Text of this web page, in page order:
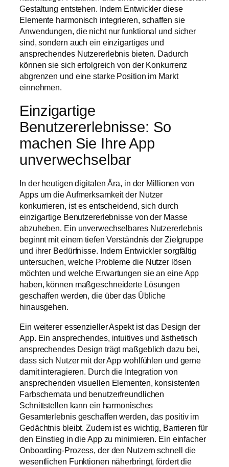
Gestaltung entstehen. Indem Entwickler diese
Elemente harmonisch integrieren, schaffen sie
Anwendungen, die nicht nur funktional und sicher
sind, sondern auch ein einzigartiges und
ansprechendes Nutzererlebnis bieten. Dadurch
können sie sich erfolgreich von der Konkurrenz
abgrenzen und eine starke Position im Markt
einnehmen.
Einzigartige
Benutzererlebnisse: So
machen Sie Ihre App
unverwechselbar
In der heutigen digitalen Ära, in der Millionen von
Apps um die Aufmerksamkeit der Nutzer
konkurrieren, ist es entscheidend, sich durch
einzigartige Benutzererlebnisse von der Masse
abzuheben. Ein unverwechselbares Nutzererlebnis
beginnt mit einem tiefen Verständnis der Zielgruppe
und ihrer Bedürfnisse. Indem Entwickler sorgfältig
untersuchen, welche Probleme die Nutzer lösen
möchten und welche Erwartungen sie an eine App
haben, können maßgeschneiderte Lösungen
geschaffen werden, die über das Übliche
hinausgehen.
Ein weiterer essenzieller Aspekt ist das Design der
App. Ein ansprechendes, intuitives und ästhetisch
ansprechendes Design trägt maßgeblich dazu bei,
dass sich Nutzer mit der App wohlfühlen und gerne
damit interagieren. Durch die Integration von
ansprechenden visuellen Elementen, konsistenten
Farbschemata und benutzerfreundlichen
Schnittstellen kann ein harmonisches
Gesamterlebnis geschaffen werden, das positiv im
Gedächtnis bleibt. Zudem ist es wichtig, Barrieren für
den Einstieg in die App zu minimieren. Ein einfacher
Onboarding-Prozess, der den Nutzern schnell die
wesentlichen Funktionen näherbringt, fördert die